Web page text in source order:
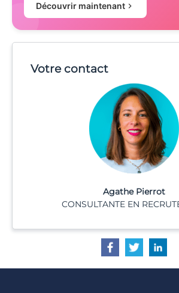
Découvrir maintenant
Votre contact
Agathe Pierrot
CONSULTANTE EN